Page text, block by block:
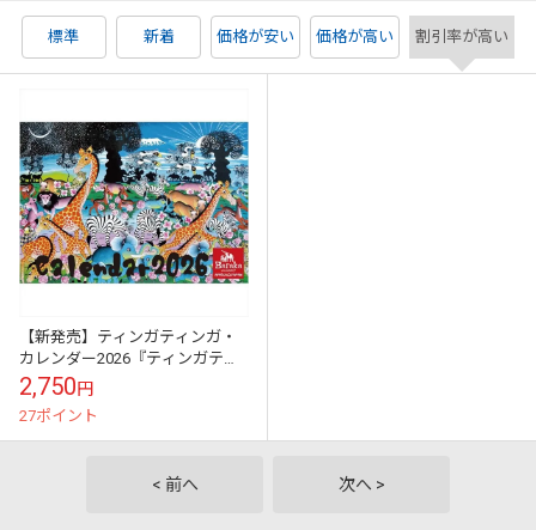
標準 新着 価格が安い 価格が高い 割引率が高い
【新発売】ティンガティンガ・
カレンダー2026『ティンガティ
ンガと暮らす12か月』完全限定
生産
2,750円
27ポイント
< 前へ 次へ >